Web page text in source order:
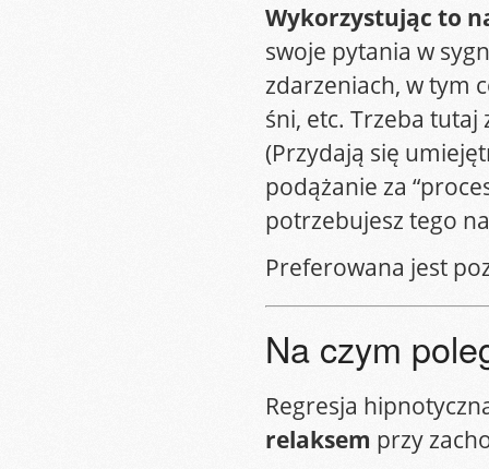
Wykorzystując to
swoje pytania w
zdarzeniach, w tym
śni, etc. Trzeba tutaj
(Przydają się
podążanie za
potrzebujesz tego
Preferowana jest
Na czym
Regresja
relaksem przy